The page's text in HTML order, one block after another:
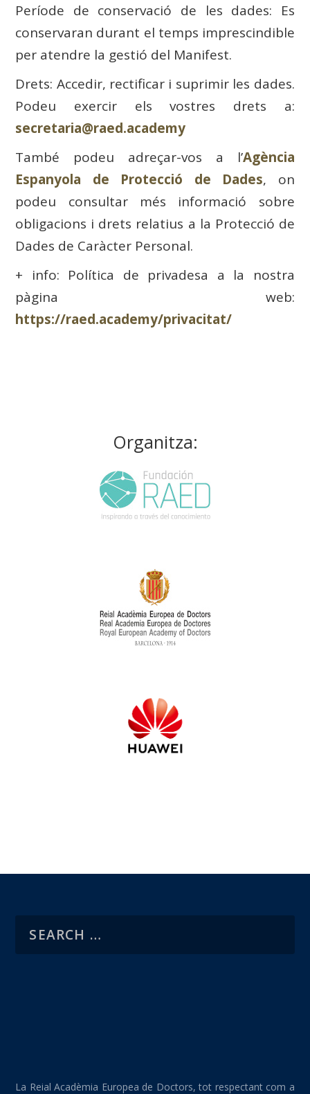
Període de conservació de les dades: Es
conservaran durant el temps imprescindible
per atendre la gestió del Manifest.
Drets: Accedir, rectificar i suprimir les dades.
Podeu exercir els vostres drets a:
secretaria@raed.academy
També podeu adreçar-vos a l’Agència
Espanyola de Protecció de Dades, on
podeu consultar més informació sobre
obligacions i drets relatius a la Protecció de
Dades de Caràcter Personal.
+ info: Política de privadesa a la nostra
pàgina web:
https://raed.academy/privacitat/
Organitza:
La Reial Acadèmia Europea de Doctors, tot respectant com a